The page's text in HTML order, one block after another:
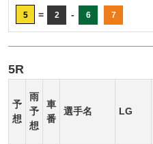
5 = 2 - 6 7
5R
予
想
雨
予
想
車
番
選手名 LG